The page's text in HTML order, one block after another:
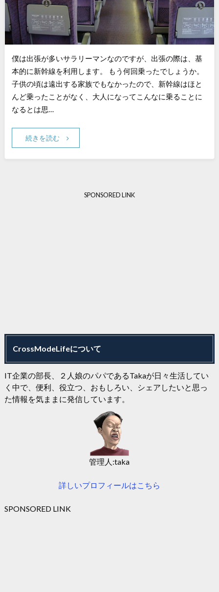
僕は出張が多いサラリーマンなのですが、出張の際は、基
本的に新幹線を利用します。 もう何回乗ったでしょうか。
子供の頃は遠出する家族でもなかったので、新幹線はほと
んど乗ったことがなく、大人になってこんなに乗ることに
なるとは思…
続きを読む
SPONSORED LINK
CrossModeLifeについて
IT企業の部長、２人娘のパパであるTakaが日々生活してい
く中で、便利、役立つ、おもしろい、シェアしたいと思っ
た情報を気ままに発信しています。
管理人:taka
詳しいプロフィールはこちら
SPONSORED LINK